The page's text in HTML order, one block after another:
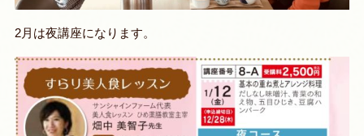
2月は夜講座になります。